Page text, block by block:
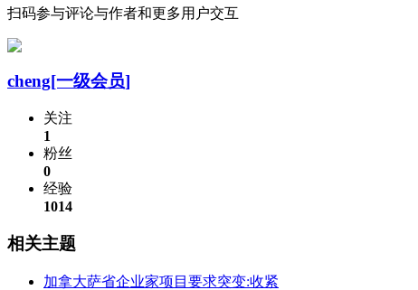
扫码参与评论与作者和更多用户交互
cheng[一级会员]
关注
1
粉丝
0
经验
1014
相关主题
加拿大萨省企业家项目要求突变:收紧